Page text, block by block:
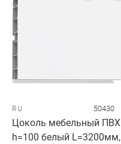
RU 50430
Цоколь мебельный ПВХ
h=100 белый L=3200мм,